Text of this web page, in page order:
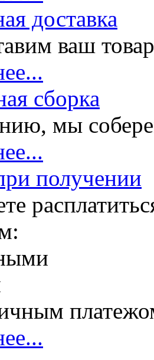
доставка
ваш
сборка
мы
получении